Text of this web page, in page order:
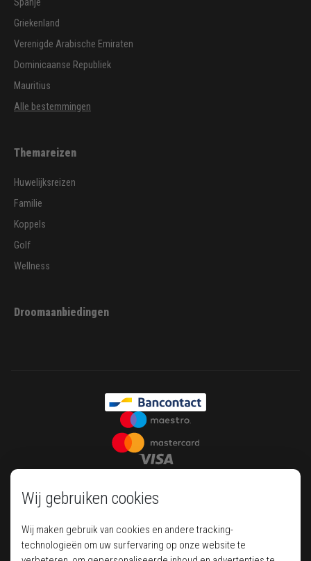
Wij gebruiken cookies
Wij maken gebruik van cookies en andere tracking-
technologieën om uw surfervaring op onze website te
Griekenland
Verenigde Arabische Emiraten
Dominicaanse Republiek
Mauritius
Alle bestemmingen
Themareizen
Huwelijksreizen
Familie
Koppels
Golf
Wellness
Droomaanbiedingen